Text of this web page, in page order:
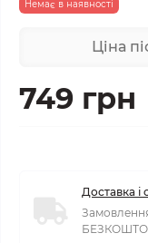
Немає в наявності
Ціна
749 грн
Доставка і